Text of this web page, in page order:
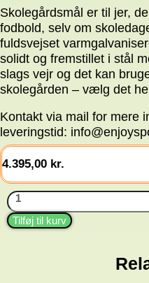
Skolegårdsmål er til jer,
fodbold, selv om
fuldsvejset
solidt og fremstillet i stål
slags vejr og det kan
skolegården – vælg det
Kontakt via mail for mere
leveringstid:
4.395,00 kr.
Skolegårdsmål
120
x
80
Tilføj til kurv